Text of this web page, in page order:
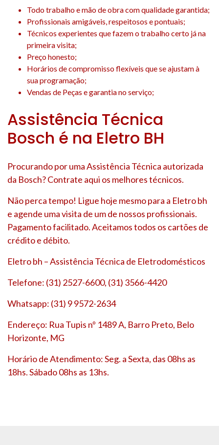
Todo trabalho e mão de obra com qualidade garantida;
Profissionais amigáveis, respeitosos e pontuais;
Técnicos experientes que fazem o trabalho certo já na
primeira visita;
Preço honesto;
Horários de compromisso flexíveis que se ajustam à
sua programação;
Vendas de Peças e garantia no serviço;
Assistência Técnica
Bosch é na Eletro BH
Procurando por uma Assistência Técnica autorizada
da Bosch? Contrate aqui os melhores técnicos.
Não perca tempo! Ligue hoje mesmo para a Eletro bh
e agende uma visita de um de nossos profissionais.
Pagamento facilitado. Aceitamos todos os cartões de
crédito e débito.
Eletro bh – Assistência Técnica de Eletrodomésticos
Telefone: (31) 2527-6600, (31) 3566-4420
Whatsapp: (31) 9 9572-2634
Endereço: Rua Tupis nº 1489 A, Barro Preto, Belo
Horizonte, MG
Horário de Atendimento: Seg. a Sexta, das 08hs as
18hs. Sábado 08hs as 13hs.